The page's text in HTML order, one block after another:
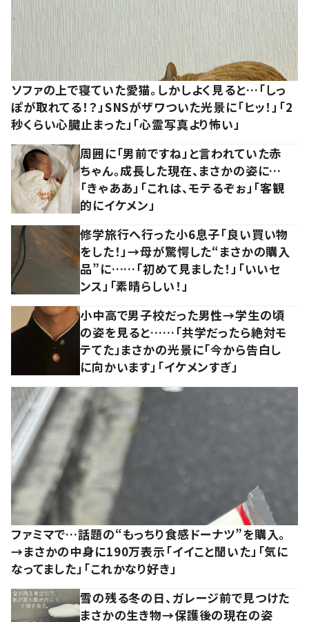
ソファの上で寝ていた愛猫。しかしよく見ると…「しっ
ぽが取れてる！？」SNSがザワついた光景に「ヒッ！」「2
秒くらい心臓止まった」「心霊写真より怖い」
周囲に「男前ですね」と言われていた赤
ちゃん。成長した現在、まさかの姿に…
「きゃああ」「これは、モテるぞぉ」「客観
的にイケメン」
修学旅行へ行った小6息子「良い買い物
をした！」→母が驚愕した“まさかの購入
品”に……「初めて見ました！」「いいセ
ンス」「素晴らしい！」
小中高で男子校だった男性→学生の頃
の姿を見ると……「共学だったら絶対モ
テてた」まさかの光景に「今から告白し
に向かいます」「イケメンすぎ」
ファミマで…話題の“もっちり食感ドーナツ”を購入。
→まさかの中身に190万表示「イイこと聞いた」「気に
なってました」「これかなり好き」
雪の残る冬の日、ガレージ前で見つけた
まさかの生き物→保護後の現在の姿